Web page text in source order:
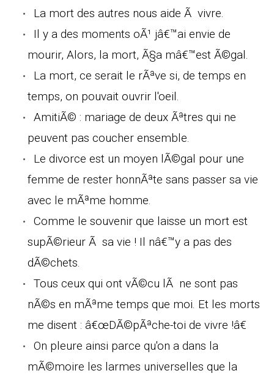
La mort des autres nous aide Ã vivre.
Il y a des moments oÃ¹ jâ€™ai envie de
mourir, Alors, la mort, Ã§a mâ€™est Ã©gal.
La mort, ce serait le rÃªve si, de temps en
temps, on pouvait ouvrir l'oeil.
AmitiÃ© : mariage de deux Ãªtres qui ne
peuvent pas coucher ensemble.
Le divorce est un moyen lÃ©gal pour une
femme de rester honnÃªte sans passer sa vie
avec le mÃªme homme.
Comme le souvenir que laisse un mort est
supÃ©rieur Ã sa vie ! Il nâ€™y a pas des
dÃ©chets.
Tous ceux qui ont vÃ©cu lÃ ne sont pas
nÃ©s en mÃªme temps que moi. Et les morts
me disent : â€œDÃ©pÃªche-toi de vivre !â€
On pleure ainsi parce qu'on a dans la
mÃ©moire les larmes universelles que la